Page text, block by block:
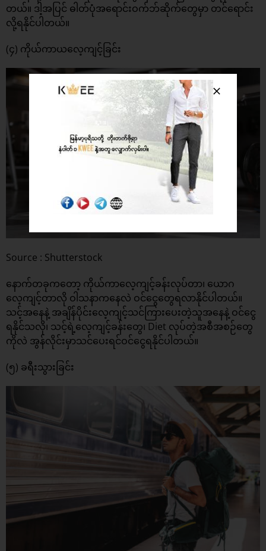
တယ်။ ဒါ့အပြင် ဓါတ်ပုံအရောင်းဝက်ဘ်ဆိုက်တွေမှာ တင်ရောင်း
လို့ရနိုင်ပါတယ်။
(၄) ကိုယ်ကာယလေ့ကျင့်ခြင်း
Source : Shutterstock
နောက်တခုကတော့ ကိုယ်ကာလေ့ကျင့်ခန်းလုပ်တာ၊ ယောဂ
လေ့ကျင့်တာလို ဝါသနာကနေလဲ ဝင်ငွေတွေရလာနိုင်ပါတယ်။
သင့်အနေနဲ့ အချိန်ပိုင်းလေ့ကျင့်သင်ကြားပေးတဲ့သူအနေနဲ့ ဝင်ငွေ
ရနိုင်သလို၊ သင့်ရဲ့လေ့ကျင့်ခန်းတွေ၊ Diet လုပ်တဲ့အစီအစဉ်တွေ
ကိုလဲ အွန်လိုင်းမှာသင်ပေးရင်ဝင်ငွေရနိုင်ပါတယ်။
(၅) ခရီးသွားခြင်း